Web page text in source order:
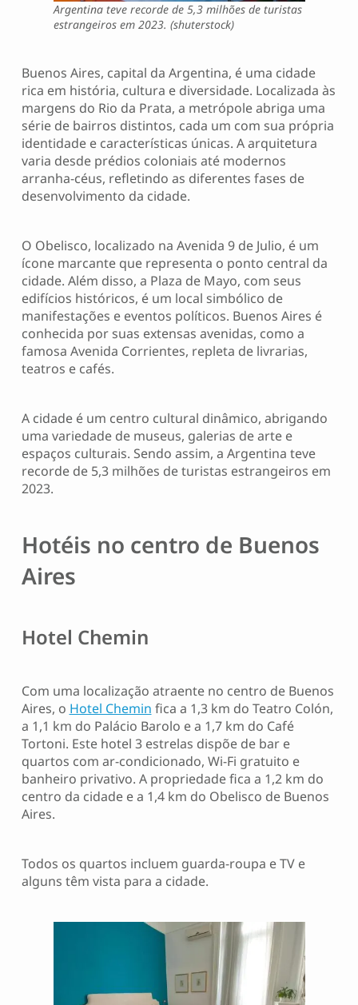
Argentina teve recorde de 5,3 milhões de turistas
estrangeiros em 2023. (shuterstock)
Buenos Aires, capital da Argentina, é uma cidade
rica em história, cultura e diversidade. Localizada às
margens do Rio da Prata, a metrópole abriga uma
série de bairros distintos, cada um com sua própria
identidade e características únicas. A arquitetura
varia desde prédios coloniais até modernos
arranha-céus, refletindo as diferentes fases de
desenvolvimento da cidade.
O Obelisco, localizado na Avenida 9 de Julio, é um
ícone marcante que representa o ponto central da
cidade. Além disso, a Plaza de Mayo, com seus
edifícios históricos, é um local simbólico de
manifestações e eventos políticos. Buenos Aires é
conhecida por suas extensas avenidas, como a
famosa Avenida Corrientes, repleta de livrarias,
teatros e cafés.
A cidade é um centro cultural dinâmico, abrigando
uma variedade de museus, galerias de arte e
espaços culturais. Sendo assim, a Argentina teve
recorde de 5,3 milhões de turistas estrangeiros em
2023.
Hotéis no centro de Buenos
Aires
Hotel Chemin
Com uma localização atraente no centro de Buenos
Aires, o Hotel Chemin fica a 1,3 km do Teatro Colón,
a 1,1 km do Palácio Barolo e a 1,7 km do Café
Tortoni. Este hotel 3 estrelas dispõe de bar e
quartos com ar-condicionado, Wi-Fi gratuito e
banheiro privativo. A propriedade fica a 1,2 km do
centro da cidade e a 1,4 km do Obelisco de Buenos
Aires.
Todos os quartos incluem guarda-roupa e TV e
alguns têm vista para a cidade.